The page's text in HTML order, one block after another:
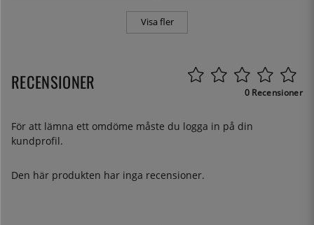
Visa fler
RECENSIONER 0 Recensioner
För att lämna ett omdöme måste du logga in på din
kundprofil.
Den här produkten har inga recensioner.